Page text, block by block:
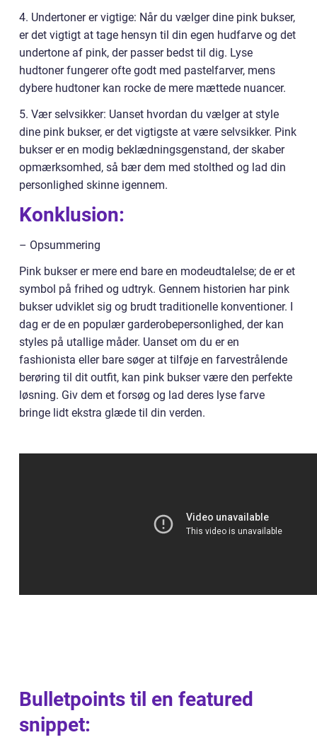
4. Undertoner er vigtige: Når du vælger dine pink bukser,
er det vigtigt at tage hensyn til din egen hudfarve og det
undertone af pink, der passer bedst til dig. Lyse
hudtoner fungerer ofte godt med pastelfarver, mens
dybere hudtoner kan rocke de mere mættede nuancer.
5. Vær selvsikker: Uanset hvordan du vælger at style
dine pink bukser, er det vigtigste at være selvsikker. Pink
bukser er en modig beklædningsgenstand, der skaber
opmærksomhed, så bær dem med stolthed og lad din
personlighed skinne igennem.
Konklusion:
– Opsummering
Pink bukser er mere end bare en modeudtalelse; de er et
symbol på frihed og udtryk. Gennem historien har pink
bukser udviklet sig og brudt traditionelle konventioner. I
dag er de en populær garderobepersonlighed, der kan
styles på utallige måder. Uanset om du er en
fashionista eller bare søger at tilføje en farvestrålende
berøring til dit outfit, kan pink bukser være den perfekte
løsning. Giv dem et forsøg og lad deres lyse farve
bringe lidt ekstra glæde til din verden.
Bulletpoints til en featured
snippet: